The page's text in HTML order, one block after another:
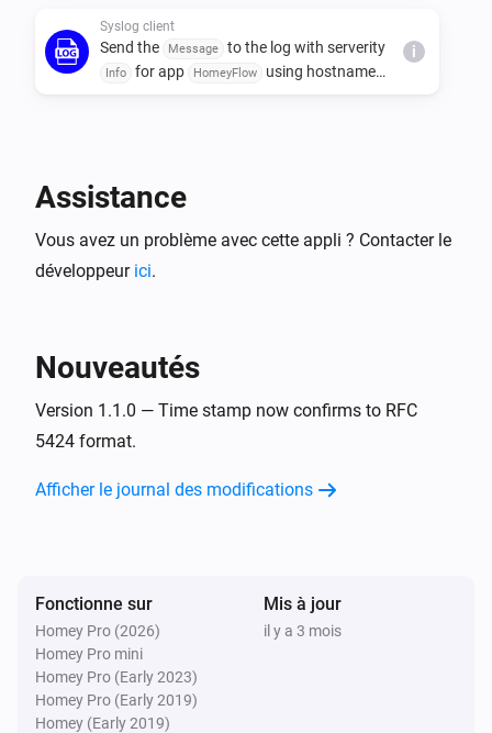
flow card, all the others have defaults making it
possible to add logging to your flows with a minimal
Syslog client
Send the Message to the log with serverity
Info for app HomeyFlow using hostname
i
Assistance
Vous avez un problème avec cette appli ? Contacter le
développeur ici.
Nouveautés
Version 1.1.0 — Time stamp now confirms to RFC
5424 format.
Afficher le journal des modifications
Fonctionne sur
Homey Pro (2026)
Homey Pro mini
Homey Pro (Early 2023)
Homey Pro (Early 2019)
Homey (Early 2019)
Mis à jour
il y a 3 mois